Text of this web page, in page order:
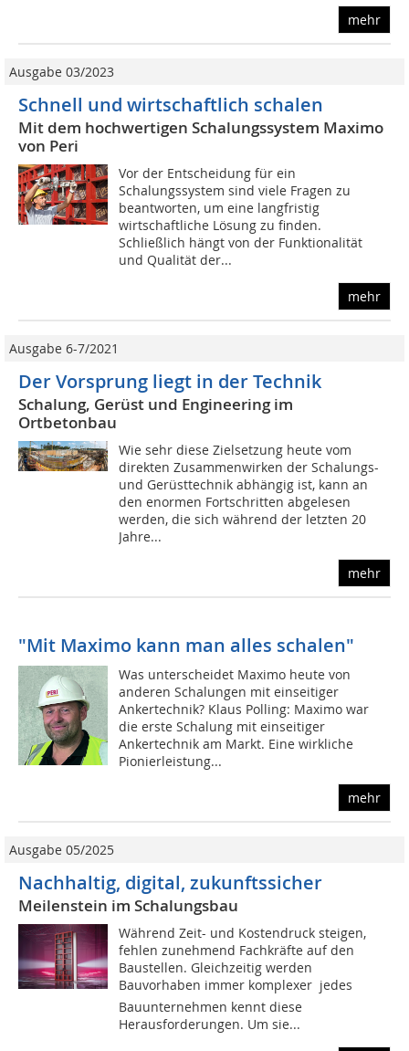
mehr
Ausgabe 03/2023
Schnell und wirtschaftlich schalen
Mit dem hochwertigen Schalungssystem Maximo
von Peri
Vor der Entscheidung für ein
Schalungssystem sind viele Fragen zu
beantworten, um eine langfristig
wirtschaftliche Lösung zu finden.
Schließlich hängt von der Funktionalität
und Qualität der...
mehr
Ausgabe 6-7/2021
Der Vorsprung liegt in der Technik
Schalung, Gerüst und Engineering im
Ortbetonbau
Wie sehr diese Zielsetzung heute vom
direkten Zusammenwirken der Schalungs-
und Gerüsttechnik abhängig ist, kann an
den enormen Fortschritten abgelesen
werden, die sich während der letzten 20
Jahre...
mehr
"Mit Maximo kann man alles schalen"
Was unterscheidet Maximo heute von
anderen Schalungen mit einseitiger
Ankertechnik? Klaus Polling: Maximo war
die erste Schalung mit einseitiger
Ankertechnik am Markt. Eine wirkliche
Pionierleistung...
mehr
Ausgabe 05/2025
Nachhaltig, digital, zukunftssicher
Meilenstein im Schalungsbau
Während Zeit- und Kostendruck steigen,
fehlen zunehmend Fachkräfte auf den
Baustellen. Gleichzeitig werden
Bauvorhaben immer komplexer  jedes
Bauunternehmen kennt diese
Herausforderungen. Um sie...